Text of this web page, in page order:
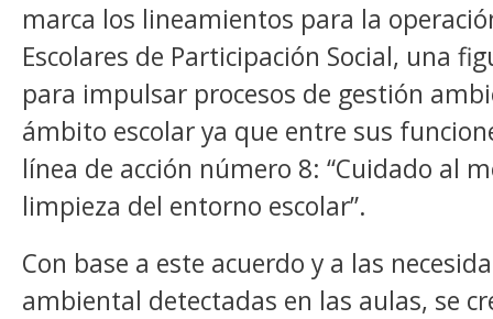
marca los lineamientos para la
Escolares de Participación Social, una
para impulsar procesos de gestión
ámbito escolar ya que entre sus
línea de acción número 8: “Cuidado al
limpieza del entorno escolar”.
Con base a este acuerdo y a las
ambiental detectadas en las aulas, se